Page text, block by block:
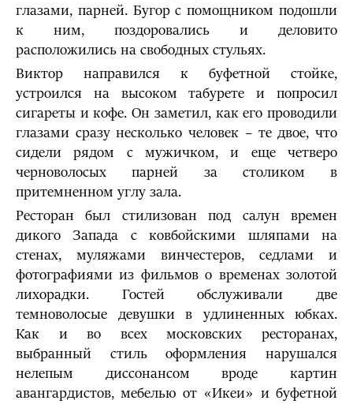
глазами, парней. Бугор с помощником подошли
к ним, поздоровались и деловито
расположились на свободных стульях.
Виктор направился к буфетной стойке,
устроился на высоком табу­рете и попросил
сигареты и кофе. Он заметил, как его проводили
гла­зами сразу несколько человек – те двое, что
сидели рядом с мужичком, и еще четверо
черноволосых парней за столиком в
притемненном углу зала.
Ресторан был стилизован под салун времен
дикого Запада с ковбойскими шляпами на
стенах, муляжами винчестеров, седлами и
фотографиями из фильмов о временах золотой
лихорадки. Гостей обслуживали две
темноволосые девушки в удлиненных юбках.
Как и во всех московских ресторанах,
выбранный стиль оформления нарушался
нелепым диссонансом вроде картин
авангардистов, мебелью от «Икеи» и буфетной